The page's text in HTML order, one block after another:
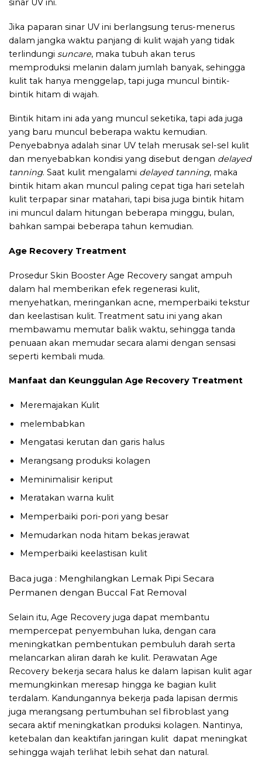
sinar UV ini.
Jika paparan sinar UV ini berlangsung terus-menerus
dalam jangka waktu panjang di kulit wajah yang tidak
terlindungi suncare, maka tubuh akan terus
memproduksi melanin dalam jumlah banyak, sehingga
kulit tak hanya menggelap, tapi juga muncul bintik-
bintik hitam di wajah.
Bintik hitam ini ada yang muncul seketika, tapi ada juga
yang baru muncul beberapa waktu kemudian.
Penyebabnya adalah sinar UV telah merusak sel-sel kulit
dan menyebabkan kondisi yang disebut dengan delayed
tanning. Saat kulit mengalami delayed tanning, maka
bintik hitam akan muncul paling cepat tiga hari setelah
kulit terpapar sinar matahari, tapi bisa juga bintik hitam
ini muncul dalam hitungan beberapa minggu, bulan,
bahkan sampai beberapa tahun kemudian.
Age Recovery Treatment
Prosedur Skin Booster Age Recovery sangat ampuh
dalam hal memberikan efek regenerasi kulit,
menyehatkan, meringankan acne, memperbaiki tekstur
dan keelastisan kulit. Treatment satu ini yang akan
membawamu memutar balik waktu, sehingga tanda
penuaan akan memudar secara alami dengan sensasi
seperti kembali muda.
Manfaat dan Keunggulan Age Recovery Treatment
Meremajakan Kulit
melembabkan
Mengatasi kerutan dan garis halus
Merangsang produksi kolagen
Meminimalisir keriput
Meratakan warna kulit
Memperbaiki pori-pori yang besar
Memudarkan noda hitam bekas jerawat
Memperbaiki keelastisan kulit
Baca juga : Menghilangkan Lemak Pipi Secara
Permanen dengan Buccal Fat Removal
Selain itu, Age Recovery juga dapat membantu
mempercepat penyembuhan luka, dengan cara
meningkatkan pembentukan pembuluh darah serta
melancarkan aliran darah ke kulit. Perawatan Age
Recovery bekerja secara halus ke dalam lapisan kulit agar
memungkinkan meresap hingga ke bagian kulit
terdalam. Kandungannya bekerja pada lapisan dermis
juga merangsang pertumbuhan sel fibroblast yang
secara aktif meningkatkan produksi kolagen. Nantinya,
ketebalan dan keaktifan jaringan kulit dapat meningkat
sehingga wajah terlihat lebih sehat dan natural.